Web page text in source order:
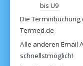
bis U9
Die
Termed.de
Alle anderen Email
schnellstmöglich!